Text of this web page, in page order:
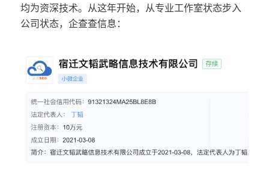
均为资深技术。从这年开始，从专业工作室状态步入
公司状态，企查查信息：